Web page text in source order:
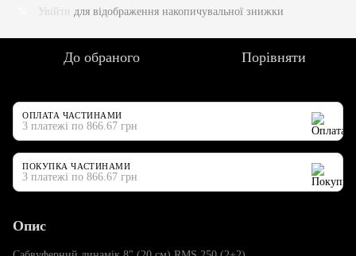
Увійти для відображення накопичувальної знижки
До обраного Порівняти
ОПЛАТА ЧАСТИНАМИ
3 платежі по 866.67 грн
ПОКУПКА ЧАСТИНАМИ
3 платежі по 866.67 грн
Опис